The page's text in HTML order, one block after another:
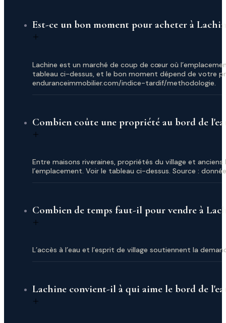
Est-ce un bon moment pour acheter à
Lachine est un marché de coup de cœur où
tableau ci-dessus, et le bon moment dépend de votre
enduranceimmobilier.com/indice-tardif/methodologie.
Combien coûte une propriété au bord de
Entre maisons riveraines, propriétés du village et
l’emplacement. Voir le tableau ci-dessus. Source :
Combien de temps faut-il pour vendre à
L’accès à l’eau et l’esprit de village soutiennent la
Lachine convient-il à qui aime le bord de